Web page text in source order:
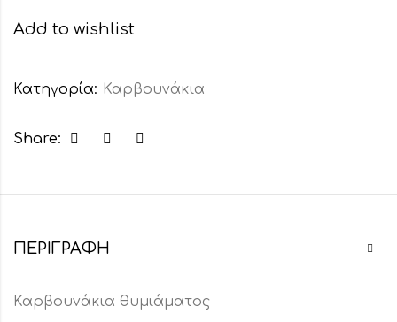
Add to wishlist
Κατηγορία: Καρβουνάκια
Share:
ΠΕΡΙΓΡΑΦΉ
Καρβουνάκια θυμιάματος